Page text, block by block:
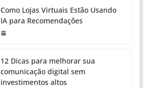
Como Lojas Virtuais Estão Usando
IA para Recomendações
12 Dicas para melhorar sua
comunicação digital sem
investimentos altos